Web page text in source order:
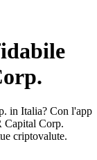
in Italia? Con l'app
Capital Corp.
criptovalute.